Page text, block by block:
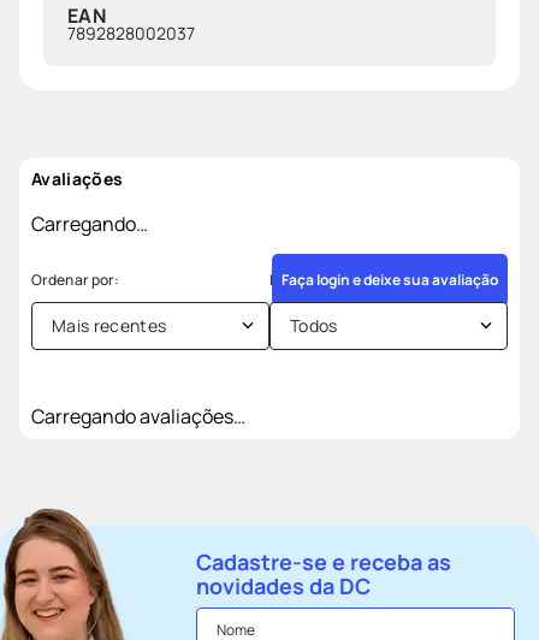
EAN
7892828002037
Avaliações
Carregando…
Faça login e deixe sua avaliação
Mais recentes Todos
Carregando avaliações…
Cadastre-se e receba as
novidades da DC